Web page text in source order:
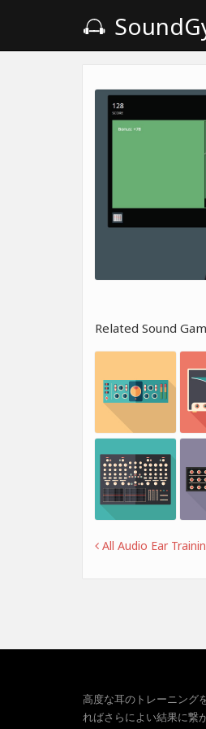
Related Sound
All Audio Ear
高度な耳のトレーニング
ればさらによい結果に繋